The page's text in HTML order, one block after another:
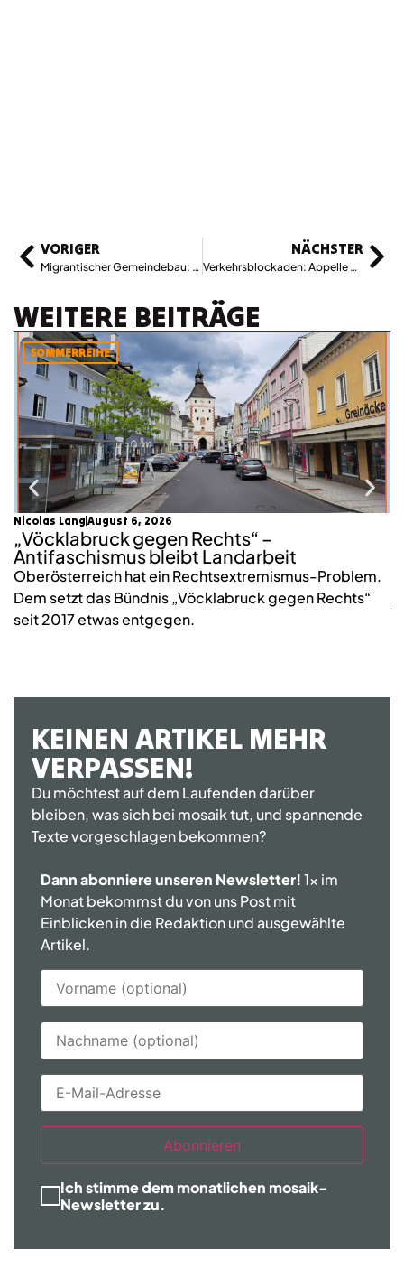
VORIGER
Migrantischer Gemeindebau: Zugehörigkeiten, Rassismus und sozialer Aufstieg
NÄCHSTER
Verkehrsblockaden: Appelle an Regierungen werden Klimakrise nicht lösen
WEITERE BEITRÄGE
SOMMERREIHE
Nicolas Lang August 6, 2026
„Vöcklabruck gegen Rechts“ –
Antifaschismus bleibt Landarbeit
Oberösterreich hat ein Rechtsextremismus-Problem.
Dem setzt das Bündnis „Vöcklabruck gegen Rechts“
seit 2017 etwas entgegen.
KEINEN ARTIKEL MEHR
VERPASSEN!
Du möchtest auf dem Laufenden darüber
bleiben, was sich bei mosaik tut, und spannende
Texte vorgeschlagen bekommen?
Dann abonniere unseren Newsletter!1x im
Monat bekommst du von uns Post mit
Einblicken in die Redaktion und ausgewählte
Artikel.
Abonnieren
Ich stimme dem monatlichen mosaik-
Newsletter zu.